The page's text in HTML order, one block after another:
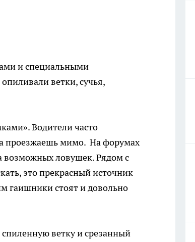
и специальными
ветки, сучья,
Водители часто
проезжаешь мимо. На форумах
возможных ловушек. Рядом с
это прекрасный источник
гаишники стоят и довольно
ветку и срезанный